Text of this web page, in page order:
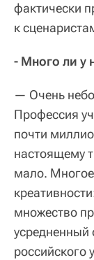
фактически
к
- Много ли у
— Очень
Профессия
почти
настоящему
мало.
множество
усредненный
российского